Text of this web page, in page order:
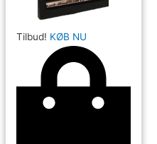
Tilbud! KØB NU